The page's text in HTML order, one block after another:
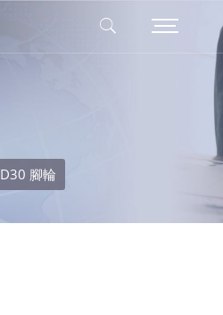
D30 腳輪